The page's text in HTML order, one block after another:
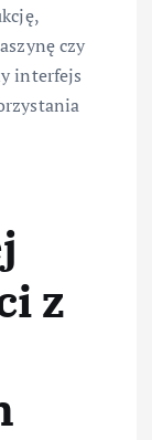
czy
interfejs
z